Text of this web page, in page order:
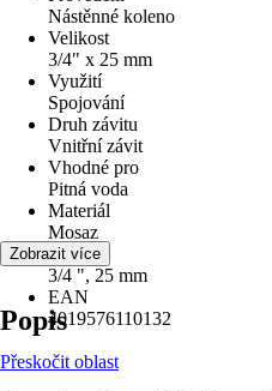
Nástěnné koleno
Velikost
3/4" x 25 mm
Využití
Spojování
Druh závitu
Vnitřní závit
Vhodné pro
Pitná voda
Materiál
Mosaz
Průměr
3/4 ", 25 mm
EAN
4019576110132
Zobrazit více
Popis
Přeskočit oblast